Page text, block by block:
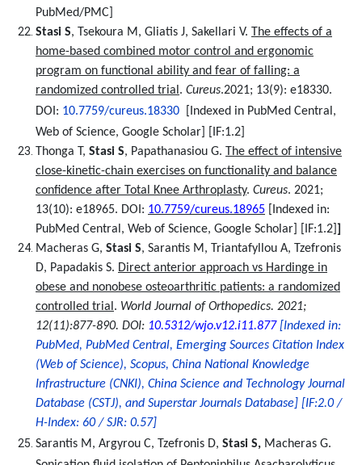
PubMed/PMC]
Stasi S, Tsekoura M, Gliatis J, Sakellari V. The effects of a
home-based combined motor control and ergonomic
program on functional ability and fear of falling: a
randomized controlled trial . Cureus.2021; 13(9): e18330.
DOI: 10.7759/cureus.18330
[Indexed in PubMed Central,
Web of Science, Google Scholar] [IF:1.2]
Thonga T, Stasi S, Papathanasiou G. The effect of intensive
close-kinetic-chain exercises on functionality and balance
confidence after Total Knee Arthroplasty. Cureus. 2021;
13(10): e18965. DOI: 10.7759/cureus.18965 [Indexed in:
PubMed Central, Web of Science, Google Scholar] [IF:1.2]
Macheras G, Stasi S, Sarantis M, Triantafyllou A, Tzefronis
D, Papadakis S. Direct anterior approach vs Hardinge in
obese and nonobese osteoarthritic patients: a randomized
controlled trial . World Journal of Orthopedics. 2021;
12(11):877-890. DOI: 10.5312/wjo.v12.i11.877 [Indexed in:
PubMed, PubMed Central, Emerging Sources Citation Index
(Web of Science), Scopus, China National Knowledge
Infrastructure (CNKI), China Science and Technology Journal
Database (CSTJ), and Superstar Journals Database] [IF:2.0 /
H-Index: 60 / SJR: 0.57]
Sarantis M, Argyrou C, Tzefronis D, Stasi S, Macheras G.